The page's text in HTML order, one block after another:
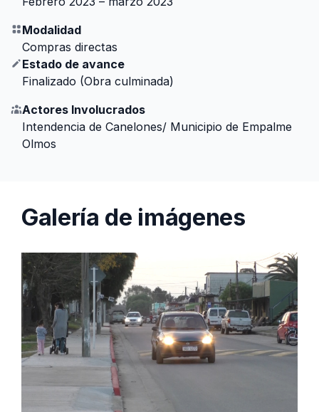
Modalidad
Compras directas
Estado de avance
Finalizado (Obra culminada)
Actores Involucrados
Intendencia de Canelones/ Municipio de Empalme
Olmos
Galería de imágenes